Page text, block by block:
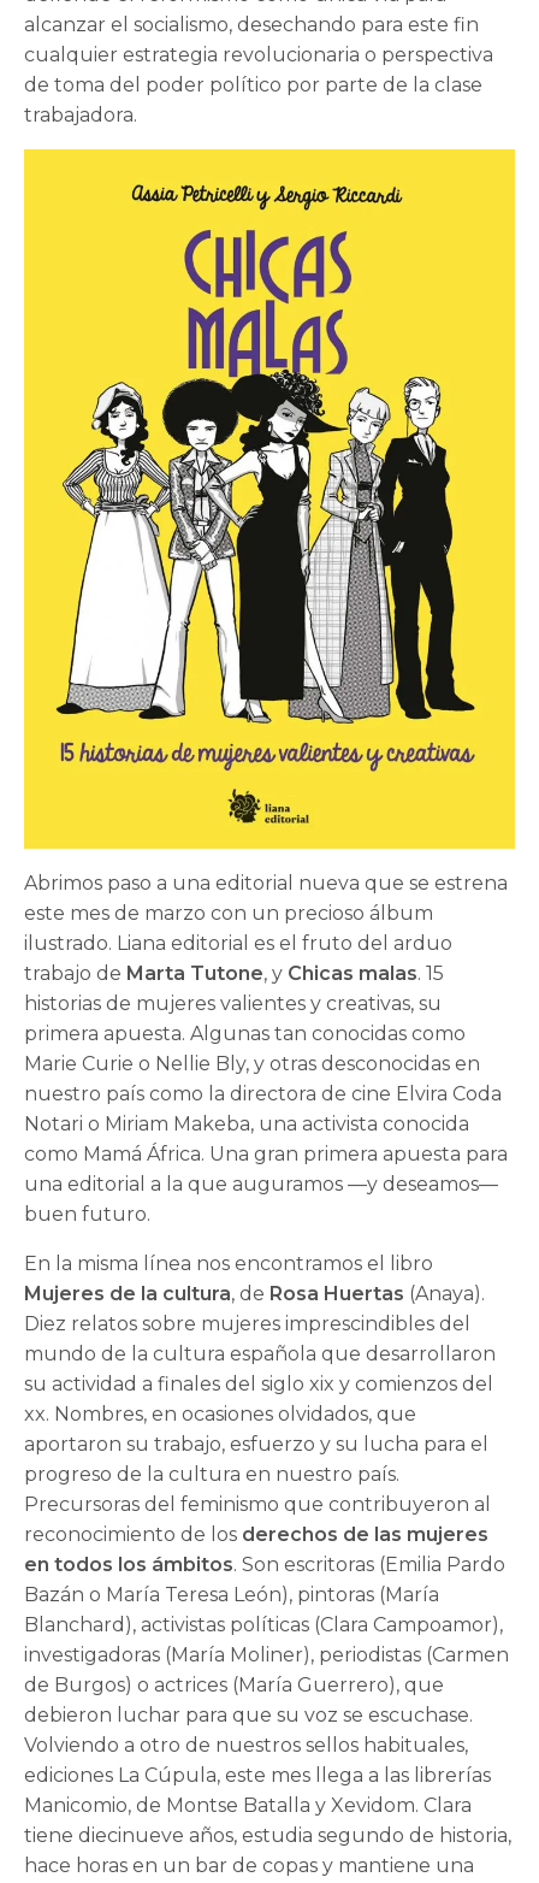
alcanzar el socialismo, desechando para este fin
cualquier estrategia revolucionaria o perspectiva
de toma del poder político por parte de la clase
trabajadora.
Abrimos paso a una editorial nueva que se estrena
este mes de marzo con un precioso álbum
ilustrado. Liana editorial es el fruto del arduo
trabajo de Marta Tutone, y Chicas malas. 15
historias de mujeres valientes y creativas, su
primera apuesta. Algunas tan conocidas como
Marie Curie o Nellie Bly, y otras desconocidas en
nuestro país como la directora de cine Elvira Coda
Notari o Miriam Makeba, una activista conocida
como Mamá África. Una gran primera apuesta para
una editorial a la que auguramos —y deseamos—
buen futuro.
En la misma línea nos encontramos el libro
Mujeres de la cultura, de Rosa Huertas (Anaya).
Diez relatos sobre mujeres imprescindibles del
mundo de la cultura española que desarrollaron
su actividad a finales del siglo xix y comienzos del
xx. Nombres, en ocasiones olvidados, que
aportaron su trabajo, esfuerzo y su lucha para el
progreso de la cultura en nuestro país.
Precursoras del feminismo que contribuyeron al
reconocimiento de los derechos de las mujeres
en todos los ámbitos. Son escritoras (Emilia Pardo
Bazán o María Teresa León), pintoras (María
Blanchard), activistas políticas (Clara Campoamor),
investigadoras (María Moliner), periodistas (Carmen
de Burgos) o actrices (María Guerrero), que
debieron luchar para que su voz se escuchase.
Volviendo a otro de nuestros sellos habituales,
ediciones La Cúpula, este mes llega a las librerías
Manicomio, de Montse Batalla y Xevidom. Clara
tiene diecinueve años, estudia segundo de historia,
hace horas en un bar de copas y mantiene una